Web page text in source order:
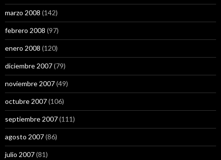
marzo 2008 (142)
febrero 2008 (97)
enero 2008 (120)
diciembre 2007(79)
noviembre 2007(49)
octubre 2007(106)
septiembre 2007(111)
agosto 2007(86)
julio 2007(81)